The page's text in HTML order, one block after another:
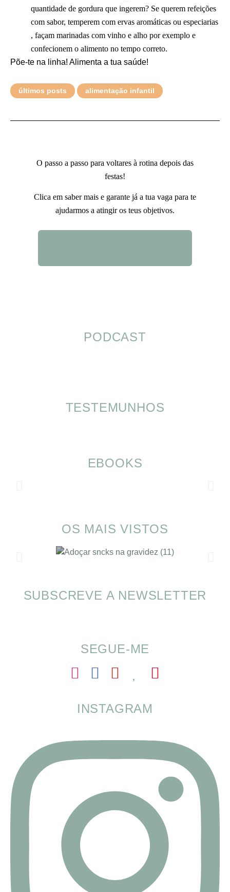
quantidade de gordura que ingerem? Se querem refeições
com sabor, temperem com ervas aromáticas ou especiarias
, façam marinadas com vinho e alho por exemplo e
confecionem o alimento no tempo correto.
Põe-te na linha! Alimenta a tua saúde!
últimos posts alimentação infantil
O passo a passo para voltares à rotina depois das
festas!
Clica em saber mais e garante já a tua vaga para te
ajudarmos a atingir os teus objetivos.
PODCAST
TESTEMUNHOS
EBOOKS
OS MAIS VISTOS
SOMP (SOP): 5 Ideias de Pequenos Almoços
SUBSCREVE A NEWSLETTER
SEGUE-ME
INSTAGRAM